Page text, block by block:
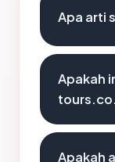
Apa arti
Apakah
Apakah